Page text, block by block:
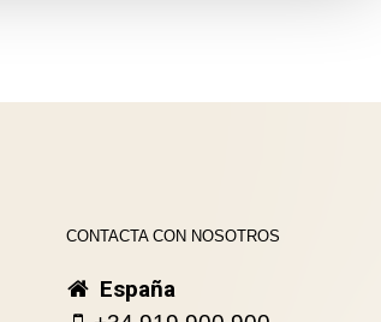
CONTACTA CON NOSOTROS
España